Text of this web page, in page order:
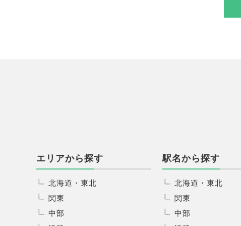
エリアから探す
北海道・東北
関東
中部
駅名から探す
北海道・東北
関東
中部